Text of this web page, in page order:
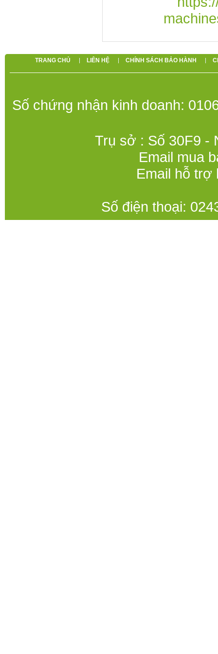
TRANG CHỦ LIÊN HỆ CHÍNH SÁCH BẢO HÀNH
Số chứng nhận kinh doanh:
Trụ sở : Số 30F9 -
Email mua
Email hỗ trợ
Số điện thoại: